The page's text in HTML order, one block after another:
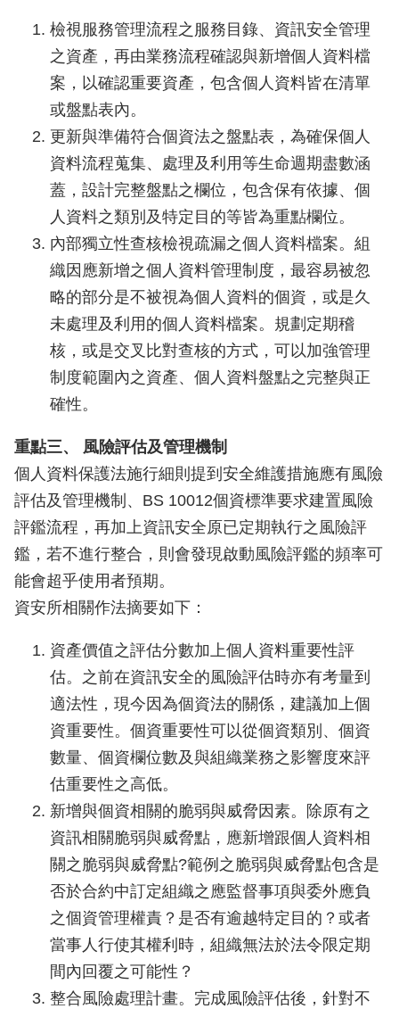
檢視服務管理流程之服務目錄、資訊安全管理
之資產，再由業務流程確認與新增個人資料檔
案，以確認重要資產，包含個人資料皆在清單
或盤點表內。
更新與準備符合個資法之盤點表，為確保個人
資料流程蒐集、處理及利用等生命週期盡數涵
蓋，設計完整盤點之欄位，包含保有依據、個
人資料之類別及特定目的等皆為重點欄位。
內部獨立性查核檢視疏漏之個人資料檔案。組
織因應新增之個人資料管理制度，最容易被忽
略的部分是不被視為個人資料的個資，或是久
未處理及利用的個人資料檔案。規劃定期稽
核，或是交叉比對查核的方式，可以加強管理
制度範圍內之資產、個人資料盤點之完整與正
確性。
重點三、 風險評估及管理機制
個人資料保護法施行細則提到安全維護措施應有風險
評估及管理機制、BS 10012個資標準要求建置風險
評鑑流程，再加上資訊安全原已定期執行之風險評
鑑，若不進行整合，則會發現啟動風險評鑑的頻率可
能會超乎使用者預期。
資安所相關作法摘要如下：
資產價值之評估分數加上個人資料重要性評
估。之前在資訊安全的風險評估時亦有考量到
適法性，現今因為個資法的關係，建議加上個
資重要性。個資重要性可以從個資類別、個資
數量、個資欄位數及與組織業務之影響度來評
估重要性之高低。
新增與個資相關的脆弱與威脅因素。除原有之
資訊相關脆弱與威脅點，應新增跟個人資料相
關之脆弱與威脅點?範例之脆弱與威脅點包含是
否於合約中訂定組織之應監督事項與委外應負
之個資管理權責？是否有逾越特定目的？或者
當事人行使其權利時，組織無法於法令限定期
間內回覆之可能性？
整合風險處理計畫。完成風險評估後，針對不